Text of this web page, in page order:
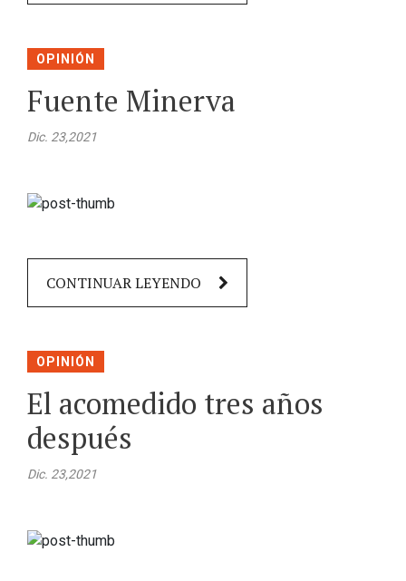
OPINIÓN
Fuente Minerva
Dic. 23,2021
CONTINUAR LEYENDO
OPINIÓN
El acomedido tres años
después
Dic. 23,2021